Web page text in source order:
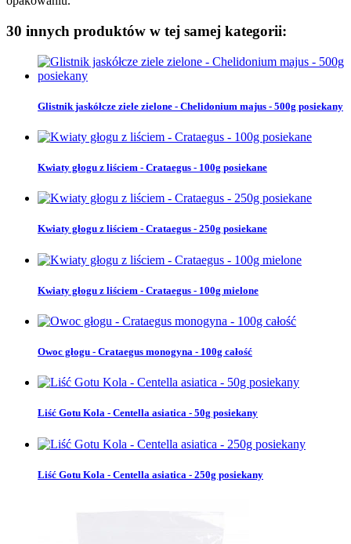
30 innych produktów w tej samej kategorii:
Glistnik jaskółcze ziele zielone - Chelidonium majus - 500g posiekany
Kwiaty głogu z liściem - Crataegus - 100g posiekane
Kwiaty głogu z liściem - Crataegus - 250g posiekane
Kwiaty głogu z liściem - Crataegus - 100g mielone
Owoc głogu - Crataegus monogyna - 100g całość
Liść Gotu Kola - Centella asiatica - 50g posiekany
Liść Gotu Kola - Centella asiatica - 250g posiekany